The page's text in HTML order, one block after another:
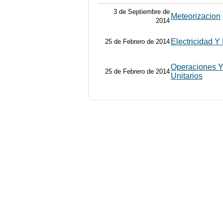
3 de Septiembre de
2014
Meteorizacion
25 de Febrero de 2014 Electricidad Y
25 de Febrero de 2014
Operaciones
Unitarios